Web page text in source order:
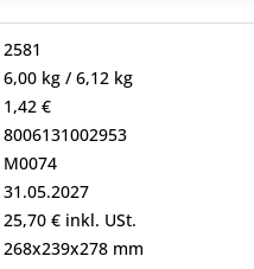
2581
6,00 kg / 6,12 kg
1,42 €
8006131002953
M0074
31.05.2027
25,70 € inkl. USt.
268x239x278 mm